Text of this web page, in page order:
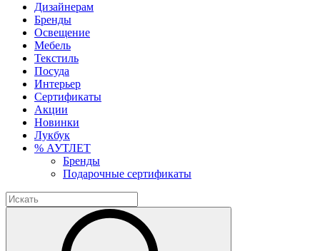
Дизайнерам
Бренды
Освещение
Мебель
Текстиль
Посуда
Интерьер
Сертификаты
Акции
Новинки
Лукбук
% АУТЛЕТ
Бренды
Подарочные сертификаты